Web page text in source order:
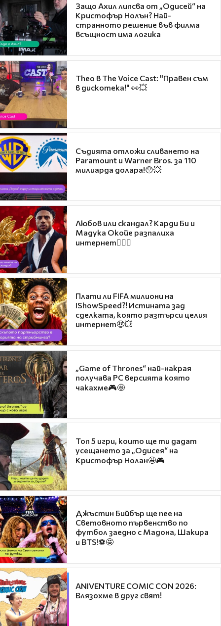
Защо Ахил липсва от „Одисей“ на
Кристофър Нолън? Най-
странното решение във филма
всъщност има логика
Theo в The Voice Cast: "Правен съм
в дискотека!" 👀💥
Съдията отложи сливането на
Paramount и Warner Bros. за 110
милиарда долара!😯💥
Любов или скандал? Карди Би и
Мадука Окойе разпалиха
интернет❤️‍🔥🔥
Плати ли FIFA милиони на
IShowSpeed?! Истината зад
сделката, която разтърси целия
интернет🤑💥
„Game of Thrones“ най-накрая
получава PC версията която
чакахме🎮🤩
Топ 5 игри, които ще ти дадат
усещането за „Одисея“ на
Кристофър Нолан🤩🎮
Джъстин Бийбър ще пее на
Световното първенство по
футбол заедно с Мадона, Шакира
и BTS!⚽🤩
ANIVENTURE COMIC CON 2026:
Влязохме в друг свят!